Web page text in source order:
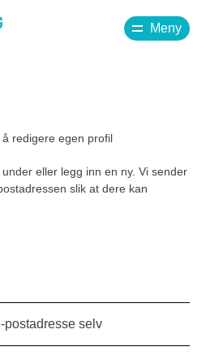
Meny
redigere egen profil
eller legg inn en ny. Vi sender
slik at dere kan
postadresse selv